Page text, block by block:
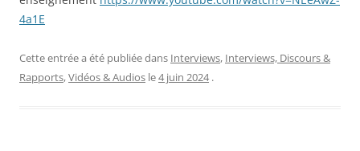
4a1E
Cette entrée a été publiée dans Interviews, Interviews, Discours &
Rapports,Vidéos & Audios le4 juin 2024 .